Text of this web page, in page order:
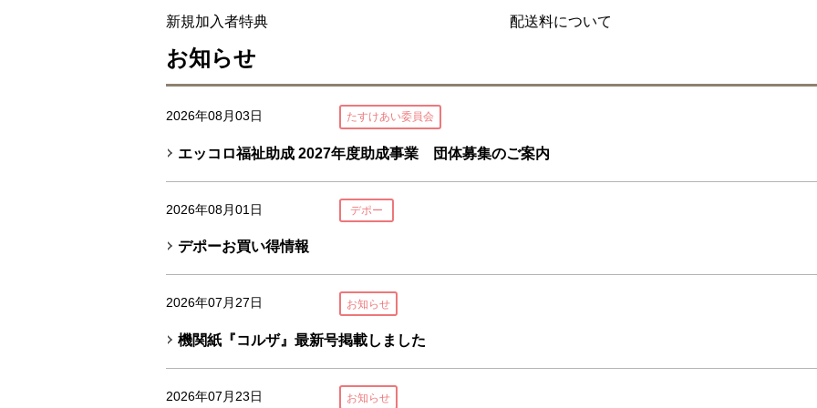
新規加入者特典 配送料について
お知らせ
2026年08月03日 たすけあい委員会
エッコロ福祉助成 2027年度助成事業 団体募集のご案内
2026年08月01日 デポー
デポーお買い得情報
2026年07月27日 お知らせ
機関紙『コルザ』最新号掲載しました
2026年07月23日 お知らせ